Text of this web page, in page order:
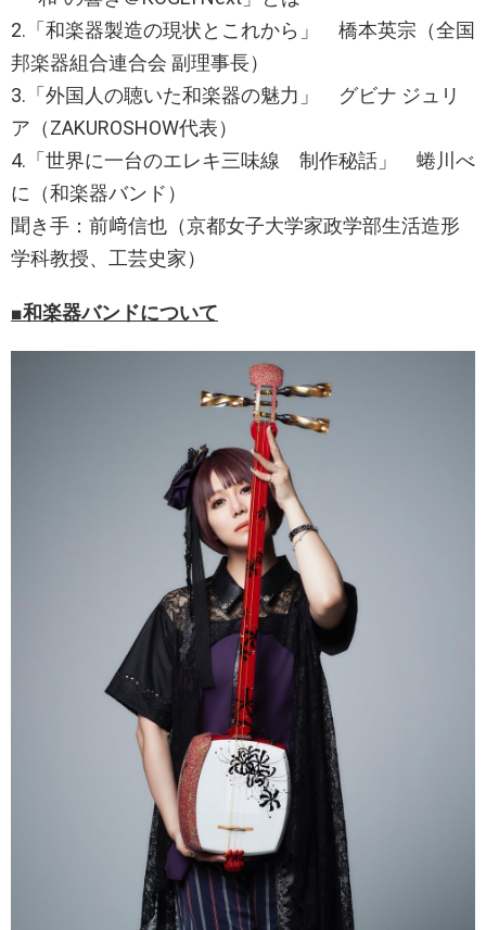
2.「和楽器製造の現状とこれから」 橋本英宗（全国
邦楽器組合連合会 副理事長）
3.「外国人の聴いた和楽器の魅力」 グビナ ジュリ
ア（ZAKUROSHOW代表）
4.「世界に一台のエレキ三味線 制作秘話」 蜷川べ
に（和楽器バンド）
聞き手：前﨑信也（京都女子大学家政学部生活造形
学科教授、工芸史家）
■和楽器バンドについて